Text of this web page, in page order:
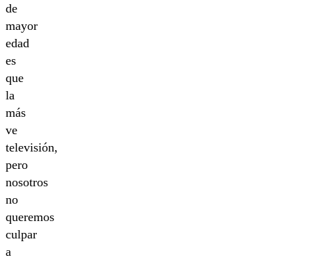
de
mayor
edad
es
que
la
más
ve
televisión,
pero
nosotros
no
queremos
culpar
a